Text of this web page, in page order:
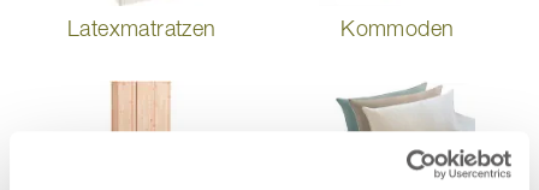
Latexmatratzen Kommoden